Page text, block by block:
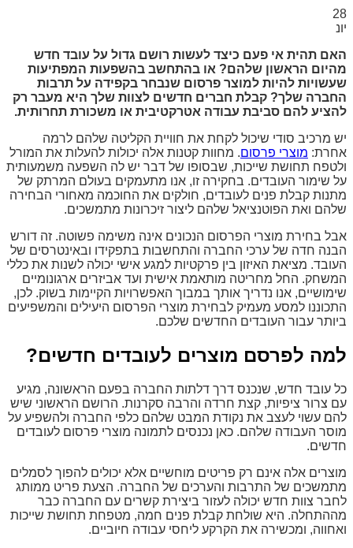
28
יונ
האם תהית אי פעם כיצד לעשות רושם גדול על עובד חדש
מהיום הראשון שלהם? או בהתחשב בהשפעות המפתיעות
שעשויות להיות למוצר פרסום שנבחר בקפידה על תרבות
החברה שלך? קבלת חברים חדשים לצוות שלך היא מעבר רק
להציע להם סביבת עבודה אטרקטיבית או משכורת תחרותית.
יש מרכיב סודי שיכול לקחת את חוויית הקליטה שלהם לרמה
אחרת: מוצרי פרסום. מחוות קטנות אלה יכולות להעלות את המורל
ולטפח תחושת שייכות, שבסופו של דבר יש לה השפעה משמעותית
על שימור העובדים. בחקירה זו, אנו מתעמקים בעולם המרתק של
מתנות קבלת פנים לעובדים, חולקים את החוכמה מאחורי הבחירה
שלהם ואת הפוטנציאל שלהם ליצור זיכרונות מתמשכים.
אבל בחירת מוצרי הפרסום הנכונים אינה משימה פשוטה. זה דורש
הבנה חדה של ערכי החברה והתחשבות בתפקידו ובאינטרסים של
העובד. מציאת האיזון בין פרקטיות למגע אישי יכולה לשנות את כללי
המשחק. החל מחריטה מותאמת אישית ועד אביזרים ארגונומיים
שימושיים, אנו נדריך אותך במבוך האפשרויות הקיימות בשוק. לכן,
התכוננו למסע מעמיק לבחירת מוצרי הפרסום היעילים והמשפיעים
ביותר עבור העובדים החדשים שלכם.
למה לפרסם מוצרים לעובדים חדשים?
כל עובד חדש, שנכנס דרך דלתות החברה בפעם הראשונה, מגיע
עם צרור ציפיות, קצת חרדה והרבה סקרנות. הרושם הראשוני שיש
להם עשוי לעצב את נקודת המבט שלהם כלפי החברה ולהשפיע על
מוסר העבודה שלהם. כאן נכנסים לתמונה מוצרי פרסום לעובדים
חדשים.
מוצרים אלה אינם רק פריטים מוחשיים אלא יכולים להפוך לסמלים
מתמשכים של התרבות והערכים של החברה. הצעת פריט ממותג
לחבר צוות חדש יכולה לעזור ביצירת קשרים עם החברה כבר
מההתחלה. היא שולחת קבלת פנים חמה, מטפחת תחושת שייכות
ואחווה, ומכשירה את הקרקע ליחסי עבודה חיוביים.